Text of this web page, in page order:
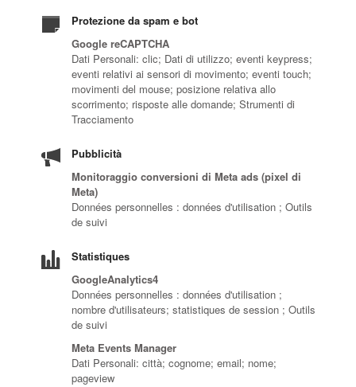
Protezione da spam e bot
Google reCAPTCHA
Dati Personali: clic; Dati di utilizzo; eventi keypress;
eventi relativi ai sensori di movimento; eventi touch;
movimenti del mouse; posizione relativa allo
scorrimento; risposte alle domande; Strumenti di
Tracciamento
Pubblicità
Monitoraggio conversioni di Meta ads (pixel di
Meta)
Données personnelles : données d'utilisation ; Outils
de suivi
Statistiques
GoogleAnalytics4
Données personnelles : données d'utilisation ;
nombre d'utilisateurs; statistiques de session ; Outils
de suivi
Meta Events Manager
Dati Personali: città; cognome; email; nome;
pageview